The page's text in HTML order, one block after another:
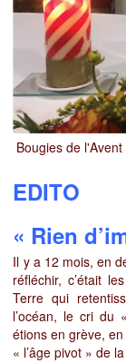
Bougies de
EDITO
« Rien
Il y a 12 mois, en
réfléchir, c’était
Terre qui
l’océan, le cri du
étions en grève,
« l’âge pivot » de